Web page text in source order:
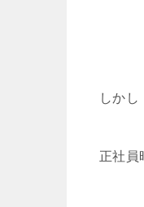
しかし
正社員